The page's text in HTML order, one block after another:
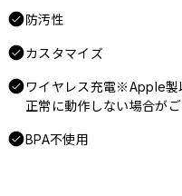
防汚性
カスタマイズ
ワイヤレス充電※Apple製
正常に動作しない場合が
BPA不使用